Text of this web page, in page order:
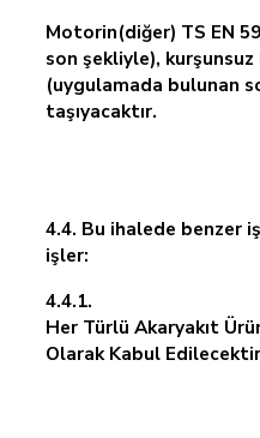
Motorin(diğer) TS EN
son şekliyle), kurşunsuz
(uygulamada bulunan
taşıyacaktır.
4.4. Bu ihalede benzer
işler:
4.4.1.
Her Türlü Akaryakıt
Olarak Kabul Edilecektir